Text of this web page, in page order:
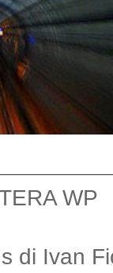
WP
di Ivan